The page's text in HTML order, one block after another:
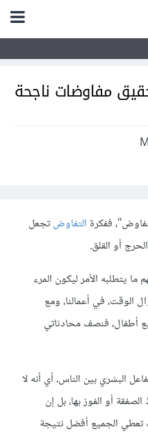
مفاوضات ناجحة
ففكرة التفاوضتجعل
أو القلق.
يتطلبه الأمر ليكون المرء
الوقت، في أعمالنا، ومع
أطفال، فنصف محادثاتي
البشري بين الناس، أي أنه لا
أو الفوز بها، بل إن
الجميع أفضل نتيجة